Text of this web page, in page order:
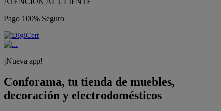
ATENCIÓN AL CLIENTE
Pago 100% Seguro
¡Nueva app!
Conforama, tu tienda de muebles,
decoración y electrodomésticos